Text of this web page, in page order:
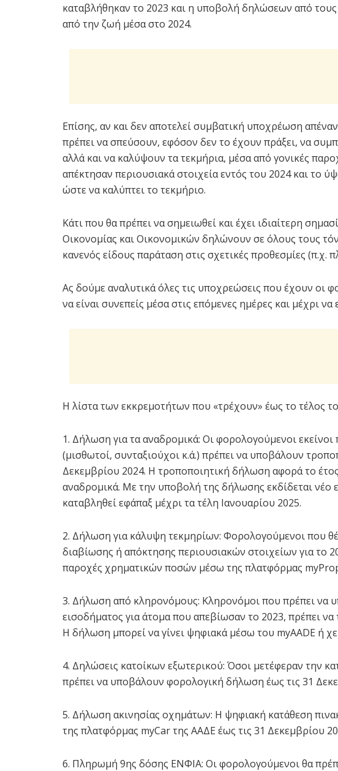
καταβλήθηκαν το 2023 και η υποβολή δηλώσεων από
από την ζωή μέσα στο 2024.
Επίσης, αν και δεν αποτελεί συμβατική υποχρέωση
πρέπει να σπεύσουν, εφόσον δεν το έχουν πράξει, να
αλλά και να καλύψουν τα τεκμήρια, μέσα από γονικές
απέκτησαν περιουσιακά στοιχεία εντός του 2024 και το
ώστε να καλύπτει το τεκμήριο.
Κάτι που θα πρέπει να σημειωθεί και έχει ιδιαίτερη
Οικονομίας και Οικονομικών δηλώνουν σε όλους τους
κανενός είδους παράταση στις σχετικές προθεσμίες
Ας δούμε αναλυτικά όλες τις υποχρεώσεις που έχουν οι
να είναι συνεπείς μέσα στις επόμενες ημέρες και μέχρι να
Η λίστα των εκκρεμοτήτων που «τρέχουν» έως το τέλος
1. Δήλωση για τα αναδρομικά: Οι φορολογούμενοι
(μισθωτοί, συνταξιούχοι κ.ά.) πρέπει να υποβάλουν
Δεκεμβρίου 2024. Η τροποποιητική δήλωση αφορά το
αναδρομικά. Με την υποβολή της δήλωσης εκδίδεται νέο
καταβληθεί εφάπαξ μέχρι τα τέλη Ιανουαρίου 2025.
2. Δήλωση για κάλυψη τεκμηρίων: Φορολογούμενοι που
διαβίωσης ή απόκτησης περιουσιακών στοιχείων για το
παροχές χρηματικών ποσών μέσω της πλατφόρμας
3. Δήλωση από κληρονόμους: Κληρονόμοι που πρέπει να
εισοδήματος για άτομα που απεβίωσαν το 2023, πρέπει
Η δήλωση μπορεί να γίνει ψηφιακά μέσω του myAADE ή
4. Δηλώσεις κατοίκων εξωτερικού: Όσοι μετέφεραν την
πρέπει να υποβάλουν φορολογική δήλωση έως τις 31
5. Δήλωση ακινησίας οχημάτων: Η ψηφιακή κατάθεση
της πλατφόρμας myCar της ΑΑΔΕ έως τις 31 Δεκεμβρίου
6. Πληρωμή 9ης δόσης ΕΝΦΙΑ: Οι φορολογούμενοι θα